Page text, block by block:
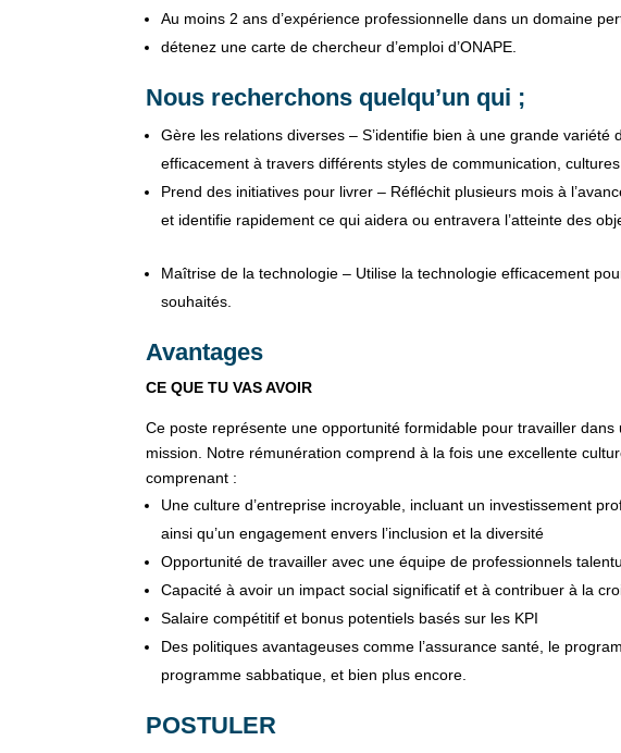
Au moins 2 ans d’expérience professionnelle dans un domaine
détenez une carte de chercheur d’emploi d’ONAPE.
Nous recherchons quelqu’un qui ;
Gère les relations diverses – S’identifie bien à une grande
efficacement à travers différents styles de communication, cultures
Prend des initiatives pour livrer – Réfléchit plusieurs mois à
et identifie rapidement ce qui aidera ou entravera l’atteinte des
Maîtrise de la technologie – Utilise la technologie efficacement
souhaités.
Avantages
CE QUE TU VAS AVOIR
Ce poste représente une opportunité formidable pour travailler
mission. Notre rémunération comprend à la fois une excellente
comprenant :
Une culture d’entreprise incroyable, incluant un investissement
ainsi qu’un engagement envers l’inclusion et la diversité
Opportunité de travailler avec une équipe de professionnels
Capacité à avoir un impact social significatif et à contribuer à la
Salaire compétitif et bonus potentiels basés sur les KPI
Des politiques avantageuses comme l’assurance santé, le
programme sabbatique, et bien plus encore.
POSTULER